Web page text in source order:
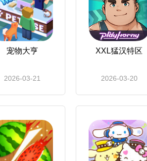
宠物大亨
2026-03-21
XXL猛汉特区
2026-03-20